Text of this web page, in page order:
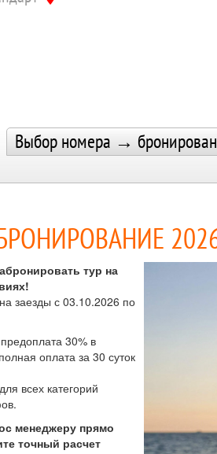
Выбор номера →
тур на
заезды с 03.10.2026 по
30% в
оплата за 30 суток
всех категорий
менеджеру прямо
точный расчет